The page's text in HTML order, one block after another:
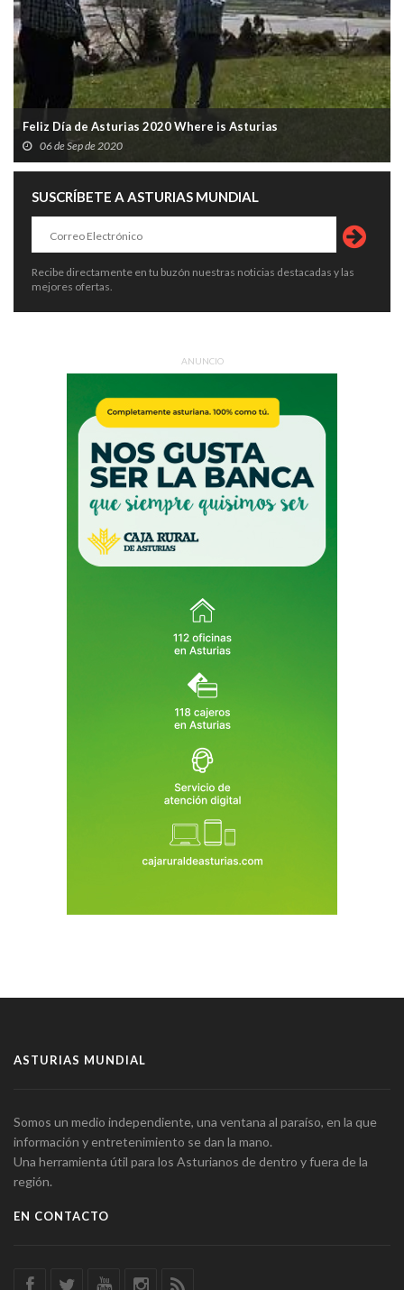
Feliz Día de Asturias 2020 Where is Asturias
06 de Sep de 2020
SUSCRÍBETE A ASTURIAS MUNDIAL
Recibe directamente en tu buzón nuestras noticias destacadas y las
mejores ofertas.
ANUNCIO
ASTURIAS MUNDIAL
Somos un medio independiente, una ventana al paraíso, en la que
información y entretenimiento se dan la mano.
Una herramienta útil para los Asturianos de dentro y fuera de la
región.
EN CONTACTO